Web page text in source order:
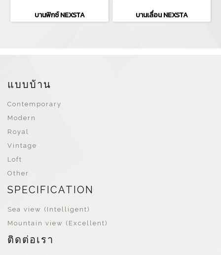
บานฟิกซ์ NEXSTA บานเลื่อน NEXSTA
แบบบ้าน
Contemporary
Modern
Royal
Vintage
Loft
Other
SPECIFICATION
Sea view (Intelligent)
Mountain view (Excellent)
ติดต่อเรา